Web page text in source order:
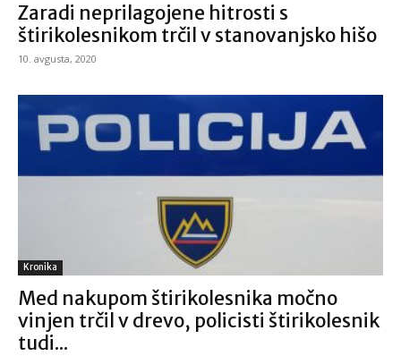
Zaradi neprilagojene hitrosti s
štirikolesnikom trčil v stanovanjsko hišo
10. avgusta, 2020
Kronika
Med nakupom štirikolesnika močno
vinjen trčil v drevo, policisti štirikolesnik
tudi...